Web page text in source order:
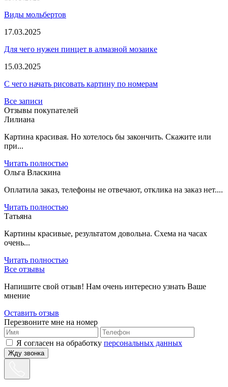
Виды мольбертов
17.03.2025
Для чего нужен пинцет в алмазной мозаике
15.03.2025
С чего начать рисовать картину по номерам
Все записи
Отзывы покупателей
Лилиана
Картина красивая. Но хотелось бы закончить. Скажите или
при...
Читать полностью
Ольга Власкина
Оплатила заказ, телефоны не отвечают, отклика на заказ нет....
Читать полностью
Татьяна
Картины красивые, результатом довольна. Схема на часах
очень...
Читать полностью
Все отзывы
Напишите свой отзыв! Нам очень интересно узнать Ваше
мнение
Оставить отзыв
Перезвоните мне на номер
Я согласен на обработку персональных данных
Жду звонка